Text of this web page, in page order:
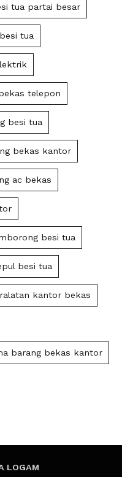
tua partai besar
tua
telepon
besi tua
bekas kantor
ac bekas
besi tua
besi tua
kantor bekas
barang bekas kantor
LOGAM